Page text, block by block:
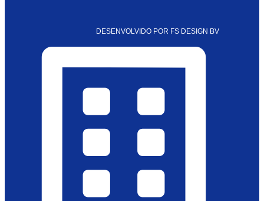
DESENVOLVIDO POR FS DESIGN BV